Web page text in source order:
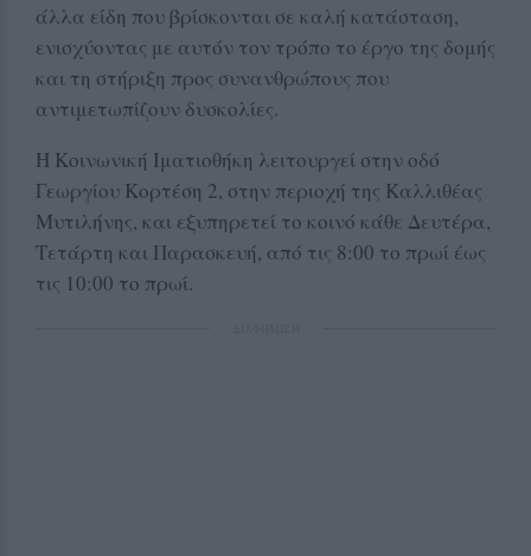
άλλα είδη που βρίσκονται σε καλή κατάσταση,
ενισχύοντας με αυτόν τον τρόπο το έργο της δομής
και τη στήριξη προς συνανθρώπους που
αντιμετωπίζουν δυσκολίες.
Η Κοινωνική Ιματιοθήκη λειτουργεί στην οδό
Γεωργίου Κορτέση 2, στην περιοχή της Καλλιθέας
Μυτιλήνης, και εξυπηρετεί το κοινό κάθε Δευτέρα,
Τετάρτη και Παρασκευή, από τις 8:00 το πρωί έως
τις 10:00 το πρωί.